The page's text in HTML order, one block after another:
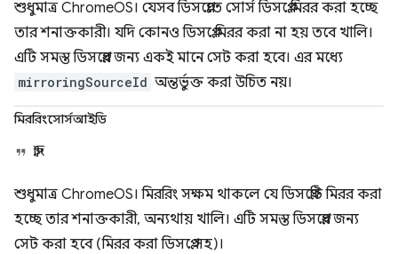
শুধুমাত্র ChromeOS। যেসব ডিসপ্লেতে সোর্স ডিসপ্লে মিরর করা হচ্ছে
তার শনাক্তকারী। যদি কোনও ডিসপ্লে মিরর করা না হয় তবে খালি।
এটি সমস্ত ডিসপ্লের জন্য একই মানে সেট করা হবে। এর মধ্যে
mirroringSourceId অন্তর্ভুক্ত করা উচিত নয়।
মিররিংসোর্সআইডি
স্ট্রিং
শুধুমাত্র ChromeOS। মিররিং সক্ষম থাকলে যে ডিসপ্লেটি মিরর করা
হচ্ছে তার শনাক্তকারী, অন্যথায় খালি। এটি সমস্ত ডিসপ্লের জন্য
সেট করা হবে (মিরর করা ডিসপ্লে সহ)।